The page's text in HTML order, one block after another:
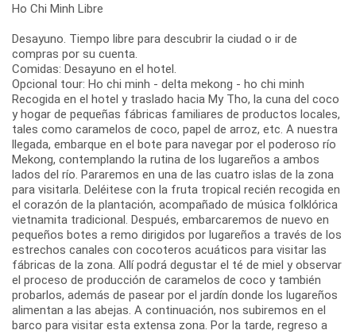
Ho Chi Minh Libre
Desayuno. Tiempo libre para descubrir la ciudad o ir de
compras por su cuenta.
Comidas: Desayuno en el hotel.
Opcional tour: Ho chi minh - delta mekong - ho chi minh
Recogida en el hotel y traslado hacia My Tho, la cuna del coco
y hogar de pequeñas fábricas familiares de productos locales,
tales como caramelos de coco, papel de arroz, etc. A nuestra
llegada, embarque en el bote para navegar por el poderoso río
Mekong, contemplando la rutina de los lugareños a ambos
lados del río. Pararemos en una de las cuatro islas de la zona
para visitarla. Deléitese con la fruta tropical recién recogida en
el corazón de la plantación, acompañado de música folklórica
vietnamita tradicional. Después, embarcaremos de nuevo en
pequeños botes a remo dirigidos por lugareños a través de los
estrechos canales con cocoteros acuáticos para visitar las
fábricas de la zona. Allí podrá degustar el té de miel y observar
el proceso de producción de caramelos de coco y también
probarlos, además de pasear por el jardín donde los lugareños
alimentan a las abejas. A continuación, nos subiremos en el
barco para visitar esta extensa zona. Por la tarde, regreso a